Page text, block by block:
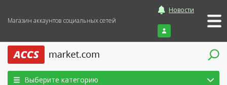
Магазин аккаунтов социальных сетей
Новости
Войти
Выберите категорию